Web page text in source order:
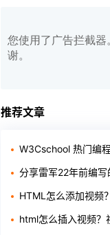
您使用了广告拦截
谢。
推荐文章
W3Cschool 热门编程语言排行榜 2020年
分享雷军22年前编写
HTML怎么添加视频？附三
html怎么插入视频？视频如何